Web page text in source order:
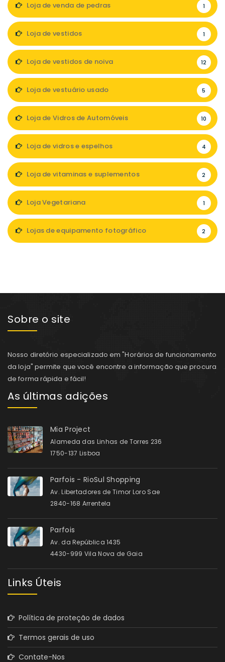
Loja de venda de pedras 1
Loja de vestidos 1
Loja de vestidos de noiva 12
Loja de vestuário usado 5
Loja de Vidros de Automóveis 10
Loja de vidros e espelhos 4
Loja de vitaminas e suplementos 2
Loja Vegetariana 1
Lojas de equipamento fotográfico 2
Sobre o site
Nosso diretório especializado em "Horários de funcionamento
da loja" permite que você encontre a informação que procura
de forma rápida e fácil!
As últimas adições
Mia Project
Alameda das Linhas de Torres 236
1750-137 Lisboa
Parfois - RioSul Shopping
Av. Libertadores de Timor Loro Sae
2840-168 Arrentela
Parfois
Av. da República 1435
4430-999 Vila Nova de Gaia
Links Úteis
Política de proteção de dados
Termos gerais de uso
Contate-Nos